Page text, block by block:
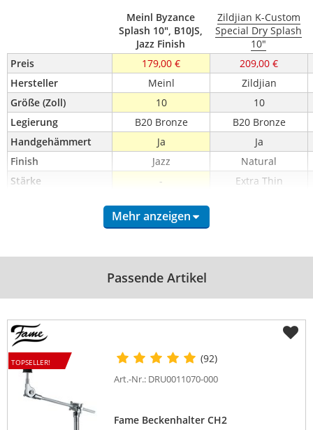
Meinl Byzance
Splash 10", B10JS,
Jazz Finish
Zildjian K-Custom
Special Dry Splash
10"
Preis
179,00 €
209,00 €
Hersteller
Meinl
Zildjian
Größe (Zoll)
10
10
Legierung
B20 Bronze
B20 Bronze
Handgehämmert
Ja
Ja
Finish
Jazz
Natural
Stärke
- Extra Thin
Mehr anzeigen
Passende Artikel
TOPSELLER! (92)
Art.-Nr.: DRU0011070-000
Fame Beckenhalter CH2